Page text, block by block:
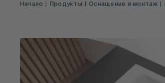
Начало Продукты Оснащение и монтаж